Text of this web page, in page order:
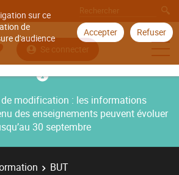
sur ce
de
d'audience
Accepter Refuser
Se connecter
modification : les informations
des enseignements peuvent évoluer
30 septembre
BUT